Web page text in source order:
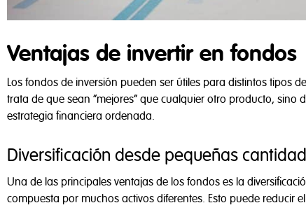
Tal y como
para ayudarnos a
Ventajas de invertir en fondos
Los fondos de inversión pueden ser útiles para distintos tipos
trata de que sean “mejores” que cualquier otro producto,
estrategia financiera ordenada.
Diversificación desde pequeñas
Una de las principales ventajas de los fondos es la
compuesta por muchos activos diferentes. Esto puede reducir